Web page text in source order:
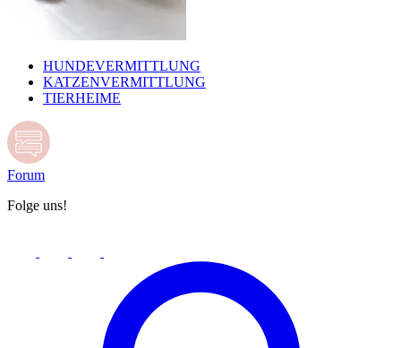
HUNDEVERMITTLUNG
KATZENVERMITTLUNG
TIERHEIME
Forum
Folge uns!